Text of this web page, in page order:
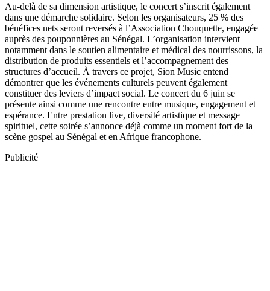
Au-delà de sa dimension artistique, le concert s’inscrit également
dans une démarche solidaire. Selon les organisateurs, 25 % des
bénéfices nets seront reversés à l’Association Chouquette, engagée
auprès des pouponnières au Sénégal. L’organisation intervient
notamment dans le soutien alimentaire et médical des nourrissons, la
distribution de produits essentiels et l’accompagnement des
structures d’accueil. À travers ce projet, Sion Music entend
démontrer que les événements culturels peuvent également
constituer des leviers d’impact social. Le concert du 6 juin se
présente ainsi comme une rencontre entre musique, engagement et
espérance. Entre prestation live, diversité artistique et message
spirituel, cette soirée s’annonce déjà comme un moment fort de la
scène gospel au Sénégal et en Afrique francophone.
Publicité